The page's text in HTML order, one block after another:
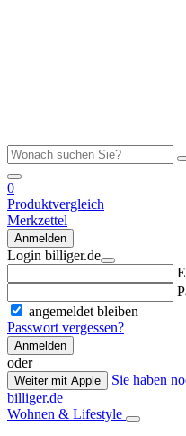
0
Produktvergleich
Merkzettel
Anmelden
Login billiger.de
angemeldet bleiben
Passwort vergessen?
Anmelden
oder
Weiter mit Apple
Sie haben
billiger.de
Wohnen & Lifestyle